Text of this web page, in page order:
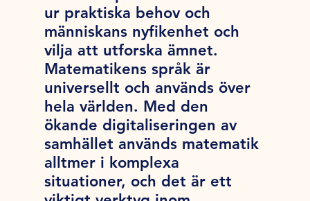
ur praktiska behov och
människans nyfikenhet och
vilja att utforska ämnet.
Matematikens språk är
universellt och används över
hela världen. Med den
ökande digitaliseringen av
samhället används matematik
alltmer i komplexa
situationer, och det är ett